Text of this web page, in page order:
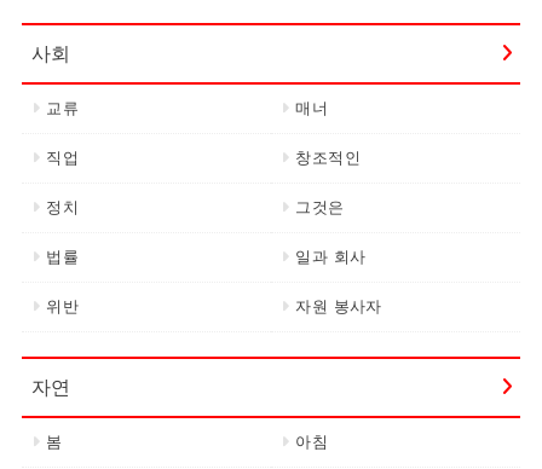
사회
교류 매너
직업 창조적인
정치 그것은
법률 일과 회사
위반 자원 봉사자
자연
봄 아침